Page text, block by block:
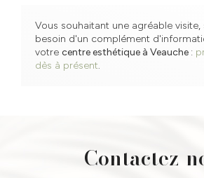
Vous souhaitant une agréable visite,
besoin d'un complément
votre centre esthétique à Veauche :
dès à présent.
Contactez-